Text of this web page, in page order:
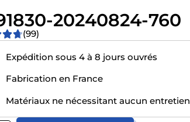
20240824-760
(99)
Expédition sous 4 à 8 jours ouvrés
Fabrication en France
Matériaux ne nécessitant aucun entretien